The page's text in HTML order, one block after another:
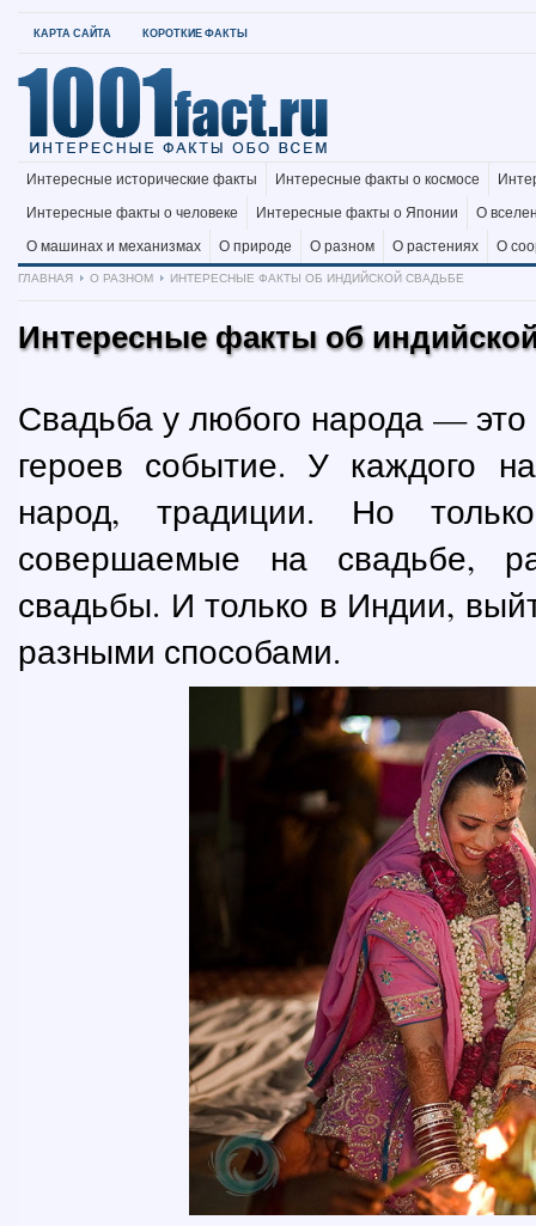
КАРТА САЙТА КОРОТКИЕ ФАКТЫ
Интересные исторические факты Интересные факты о космосе
Интересные факты о человеке
Интересные факты о Японии
О
О машинах и механизмах
О природе О разном О растениях
О
ГЛАВНАЯ
О РАЗНОМ ИНТЕРЕСНЫЕ ФАКТЫ ОБ ИНДИЙСКОЙ СВАДЬБЕ
Интересные факты об
Свадьба у любого народа —
героев событие. У каждого
народ, традиции. Но
совершаемые на свадьбе,
свадьбы. И только в Индии,
разными способами.